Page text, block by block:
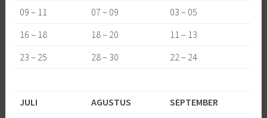
09 – 11
07 – 09
03 – 05
16 – 18
18 – 20
11 – 13
23 – 25
28 – 30 22 – 24
JULI AGUSTUS
SEPTEMBER